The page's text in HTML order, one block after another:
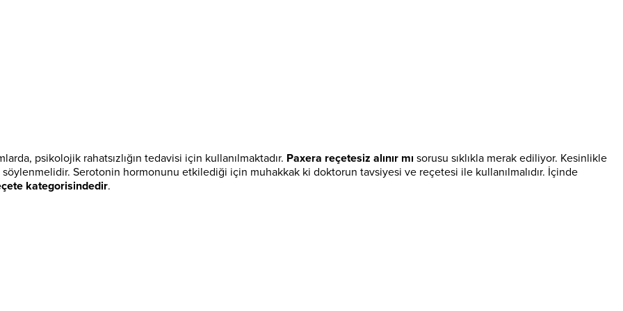
psikolojik rahatsızlığın tedavisi için kullanılmaktadır. Paxera reçetesiz alınır mı sorusu sıklıkla merak ediliyor. Kesinlikle
Serotonin hormonunu etkilediği için muhakkak ki doktorun tavsiyesi ve reçetesi ile kullanılmalıdır. İçinde
kategorisindedir.